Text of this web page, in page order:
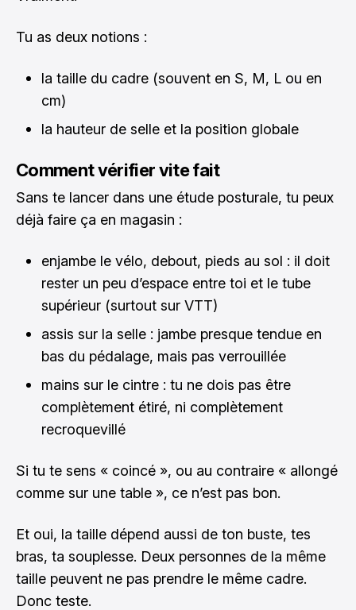
Tu as deux notions :
la taille du cadre (souvent en S, M, L ou en
cm)
la hauteur de selle et la position globale
Comment vérifier vite fait
Sans te lancer dans une étude posturale, tu peux
déjà faire ça en magasin :
enjambe le vélo, debout, pieds au sol : il doit
rester un peu d’espace entre toi et le tube
supérieur (surtout sur VTT)
assis sur la selle : jambe presque tendue en
bas du pédalage, mais pas verrouillée
mains sur le cintre : tu ne dois pas être
complètement étiré, ni complètement
recroquevillé
Si tu te sens « coincé », ou au contraire « allongé
comme sur une table », ce n’est pas bon.
Et oui, la taille dépend aussi de ton buste, tes
bras, ta souplesse. Deux personnes de la même
taille peuvent ne pas prendre le même cadre.
Donc teste.